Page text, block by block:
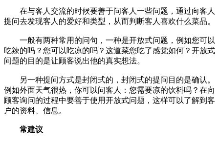
在与客人交流的时候要善于问客人一些问题，通过向客人
提问去发现客人的爱好和类型，从而判断客人喜欢什么菜品。
一般有两种常用的问句，一种是开放式问题，例如您可以
吃辣的吗？您可以吃凉的吗？这道菜您吃了感觉如何？开放式
问题的目的是让顾客说出他的真实想法。
另一种提问方式是封闭式的，封闭式的提问目的是确认。
例如外面天气很热，你可以问客人：您需要凉的饮料吗？在向
顾客询问的过程中要善于使用开放式问题，这样可以了解到客
户的资料、信息。
常建议